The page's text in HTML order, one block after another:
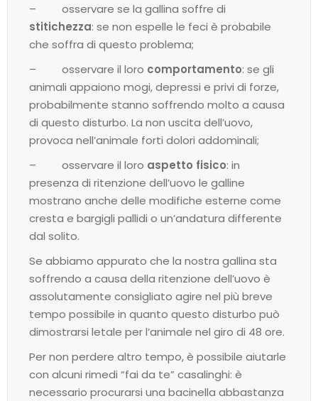
– osservare se la gallina soffre di
stitichezza: se non espelle le feci è probabile
che soffra di questo problema;
– osservare il loro comportamento: se gli
animali appaiono mogi, depressi e privi di forze,
probabilmente stanno soffrendo molto a causa
di questo disturbo. La non uscita dell’uovo,
provoca nell’animale forti dolori addominali;
– osservare il loro aspetto fisico: in
presenza di ritenzione dell’uovo le galline
mostrano anche delle modifiche esterne come
cresta e bargigli pallidi o un’andatura differente
dal solito.
Se abbiamo appurato che la nostra gallina sta
soffrendo a causa della ritenzione dell’uovo è
assolutamente consigliato agire nel più breve
tempo possibile in quanto questo disturbo può
dimostrarsi letale per l’animale nel giro di 48 ore.
Per non perdere altro tempo, è possibile aiutarle
con alcuni rimedi “fai da te” casalinghi: è
necessario procurarsi una bacinella abbastanza